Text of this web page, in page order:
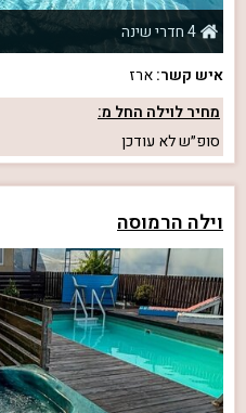
4 חדרי שינה
איש קשר:ארז
מחיר לוילה החל מ:
סופ״שלא עודכן
וילה הרמוסה